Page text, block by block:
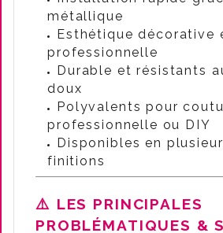
métallique
Esthétique décorative
professionnelle
Durable et résistants
doux
Polyvalents pour
professionnelle ou DIY
Disponibles en
finitions
⚠️ LES PRINCIPALES
PROBLÉMATIQUES &